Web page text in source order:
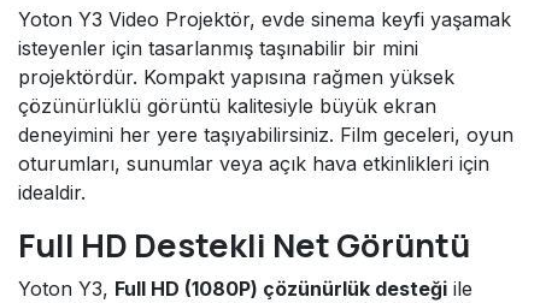
Yoton Y3 Video Projektör, evde sinema keyfi yaşamak
isteyenler için tasarlanmış taşınabilir bir mini
projektördür. Kompakt yapısına rağmen yüksek
çözünürlüklü görüntü kalitesiyle büyük ekran
deneyimini her yere taşıyabilirsiniz. Film geceleri, oyun
oturumları, sunumlar veya açık hava etkinlikleri için
idealdir.
Full HD Destekli Net Görüntü
Yoton Y3, Full HD (1080P) çözünürlük desteği ile